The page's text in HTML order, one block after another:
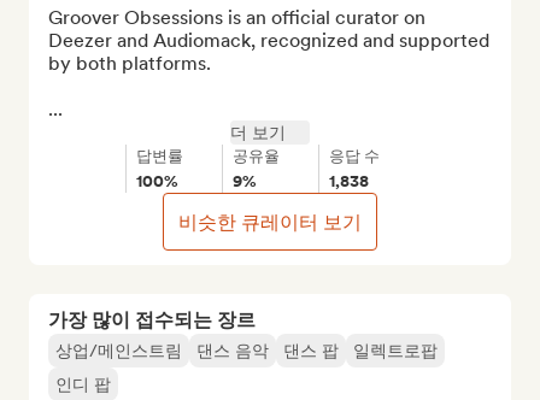
가장 많이 접수되는 장르
상업/메인스트림 댄스 음악 댄스 팝
일렉트로팝
인디 팝
Groover Obsessions is an official curator on
Deezer and Audiomack, recognized and supported
by both platforms.
...
더 보기
답변률
100%
공유율
9%
응답 수
1,838
비슷한 큐레이터 보기